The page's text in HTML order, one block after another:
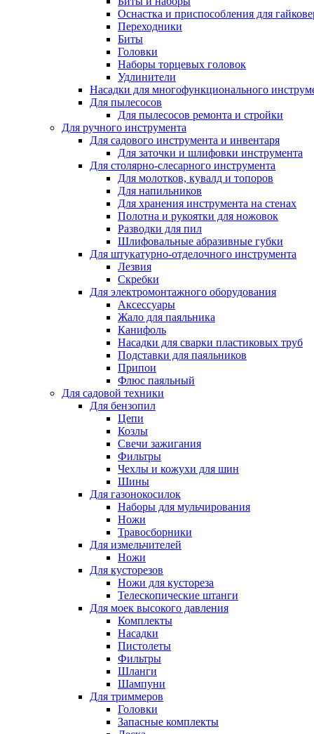
Оснастка и приспособления для
Переходники
Биты
Головки
Наборы торцевых головок
Удлинители
Насадки для многофункционального
Для пылесосов
Для пылесосов ремонта и стройки
Для ручного инструмента
Для садового инструмента и инвентаря
Для заточки и шлифовки инструмента
Для столярно-слесарного инструмента
Для молотков, кувалд и топоров
Для напильников
Для хранения инструмента на стенах
Полотна и рукоятки для ножовок
Разводки для пил
Шлифовальные абразивные губки
Для штукатурно-отделочного инструмента
Лезвия
Скребки
Для электромонтажного оборудования
Аксессуары
Жало для паяльника
Канифоль
Насадки для сварки пластиковых труб
Подставки для паяльников
Припои
Флюс паяльный
Для садовой техники
Для бензопил
Цепи
Козлы
Свечи зажигания
Фильтры
Чехлы и кожухи для шин
Шины
Для газонокосилок
Наборы для мульчирования
Ножи
Травосборники
Для измельчителей
Ножи
Для кусторезов
Ножи для кустореза
Телескопические штанги
Для моек высокого давления
Комплекты
Насадки
Пистолеты
Фильтры
Шланги
Шампуни
Для триммеров
Головки
Запасные комплекты